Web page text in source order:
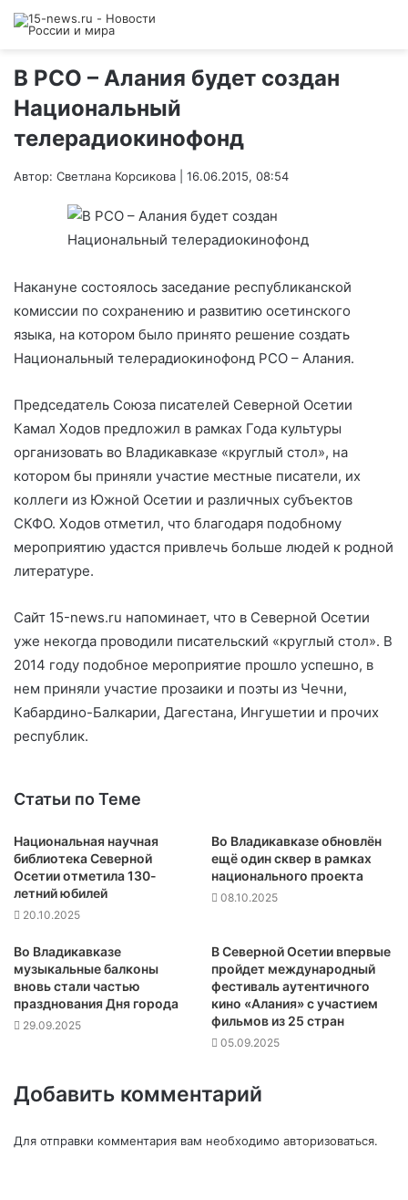
В РСО – Алания будет создан
Национальный
телерадиокинофонд
Автор: Светлана Корсикова | 16.06.2015, 08:54
Накануне состоялось заседание республиканской
комиссии по сохранению и развитию осетинского
языка, на котором было принято решение создать
Национальный телерадиокинофонд РСО – Алания.
Председатель Союза писателей Северной Осетии
Камал Ходов предложил в рамках Года культуры
организовать во Владикавказе «круглый стол», на
котором бы приняли участие местные писатели, их
коллеги из Южной Осетии и различных субъектов
СКФО. Ходов отметил, что благодаря подобному
мероприятию удастся привлечь больше людей к родной
литературе.
Сайт 15-news.ru напоминает, что в Северной Осетии
уже некогда проводили писательский «круглый стол». В
2014 году подобное мероприятие прошло успешно, в
нем приняли участие прозаики и поэты из Чечни,
Кабардино-Балкарии, Дагестана, Ингушетии и прочих
республик.
Статьи по Теме
Национальная научная
библиотека Северной
Осетии отметила 130-
летний юбилей
20.10.2025
Во Владикавказе обновлён
ещё один сквер в рамках
национального проекта
08.10.2025
Во Владикавказе
музыкальные балконы
вновь стали частью
празднования Дня города
29.09.2025
В Северной Осетии впервые
пройдет международный
фестиваль аутентичного
кино «Алания» с участием
фильмов из 25 стран
05.09.2025
Добавить комментарий
Для отправки комментария вам необходимо авторизоваться.